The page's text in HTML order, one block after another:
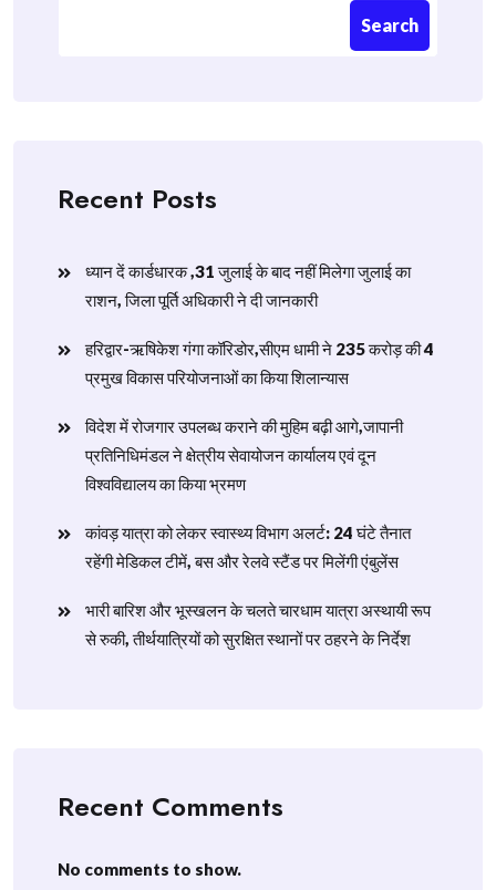
Search
Recent Posts
ध्यान दें कार्डधारक ,31 जुलाई के बाद नहीं मिलेगा जुलाई का
राशन, जिला पूर्ति अधिकारी ने दी जानकारी
हरिद्वार-ऋषिकेश गंगा कॉरिडोर,सीएम धामी ने 235 करोड़ की 4
प्रमुख विकास परियोजनाओं का किया शिलान्यास
विदेश में रोजगार उपलब्ध कराने की मुहिम बढ़ी आगे,जापानी
प्रतिनिधिमंडल ने क्षेत्रीय सेवायोजन कार्यालय एवं दून
विश्वविद्यालय का किया भ्रमण
​कांवड़ यात्रा को लेकर स्वास्थ्य विभाग अलर्ट: 24 घंटे तैनात
रहेंगी मेडिकल टीमें, बस और रेलवे स्टैंड पर मिलेंगी एंबुलेंस
​भारी बारिश और भूस्खलन के चलते चारधाम यात्रा अस्थायी रूप
से रुकी, तीर्थयात्रियों को सुरक्षित स्थानों पर ठहरने के निर्देश
Recent Comments
No comments to show.